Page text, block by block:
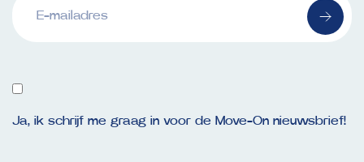
mailadres(Vereist)
Ja, ik schrijf me graag in voor de Move-On nieuwsbrief!